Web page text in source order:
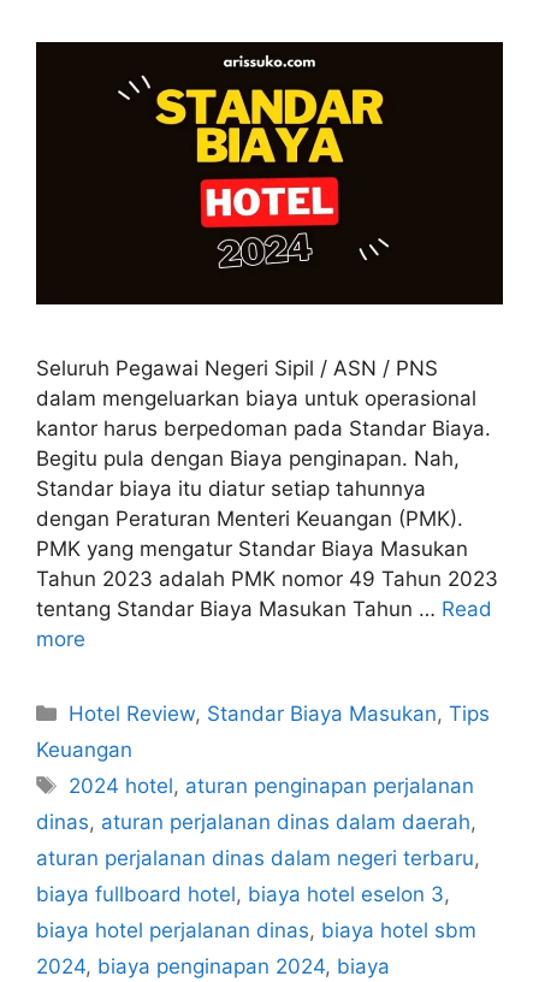
Seluruh Pegawai Negeri Sipil / ASN / PNS
dalam mengeluarkan biaya untuk operasional
kantor harus berpedoman pada Standar Biaya.
Begitu pula dengan Biaya penginapan. Nah,
Standar biaya itu diatur setiap tahunnya
dengan Peraturan Menteri Keuangan (PMK).
PMK yang mengatur Standar Biaya Masukan
Tahun 2023 adalah PMK nomor 49 Tahun 2023
tentang Standar Biaya Masukan Tahun … Read
more
Categories
Hotel Review, Standar Biaya Masukan,Tips
Keuangan
Tags
2024 hotel, aturan penginapan perjalanan
dinas, aturan perjalanan dinas dalam daerah,
aturan perjalanan dinas dalam negeri terbaru,
biaya fullboard hotel, biaya hotel eselon 3,
biaya hotel perjalanan dinas, biaya hotel sbm
2024, biaya penginapan 2024, biaya